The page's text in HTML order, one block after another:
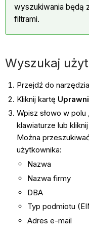
wyszukiwania będą
filtrami.
Wyszukaj
Przejdź do narzędzia
Kliknij kartę
Wpisz słowo w polu
klawiaturze lub kliknij
Można
użytkownika:
Nazwa
Nazwa firmy
DBA
Typ podmiotu
Adres e-mail